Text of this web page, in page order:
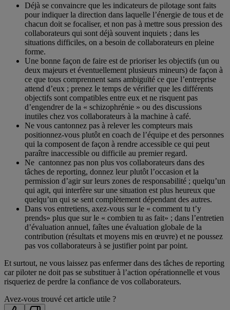
Déjà se convaincre que les indicateurs de pilotage sont faits
pour indiquer la direction dans laquelle l’énergie de tous et de
chacun doit se focaliser, et non pas à mettre sous pression des
collaborateurs qui sont déjà souvent inquiets ; dans les
situations difficiles, on a besoin de collaborateurs en pleine
forme.
Une bonne façon de faire est de prioriser les objectifs (un ou
deux majeurs et éventuellement plusieurs mineurs) de façon à
ce que tous comprennent sans ambiguïté ce que l’entreprise
attend d’eux ; prenez le temps de vérifier que les différents
objectifs sont compatibles entre eux et ne risquent pas
d’engendrer de la « schizophrénie » ou des discussions
inutiles chez vos collaborateurs à la machine à café.
Ne vous cantonnez pas à relever les compteurs mais
positionnez-vous plutôt en coach de l’équipe et des personnes
qui la composent de façon à rendre accessible ce qui peut
paraître inaccessible ou difficile au premier regard.
Ne cantonnez pas non plus vos collaborateurs dans des
tâches de reporting, donnez leur plutôt l’occasion et la
permission d’agir sur leurs zones de responsabilité ; quelqu’un
qui agit, qui interfère sur une situation est plus heureux que
quelqu’un qui se sent complètement dépendant des autres.
Dans vos entretiens, axez-vous sur le « comment tu t’y
prends» plus que sur le « combien tu as fait» ; dans l’entretien
d’évaluation annuel, faîtes une évaluation globale de la
contribution (résultats et moyens mis en œuvre) et ne poussez
pas vos collaborateurs à se justifier point par point.
Et surtout, ne vous laissez pas enfermer dans des tâches de reporting
car piloter ne doit pas se substituer à l’action opérationnelle et vous
risqueriez de perdre la confiance de vos collaborateurs.
Avez-vous trouvé cet article utile ?